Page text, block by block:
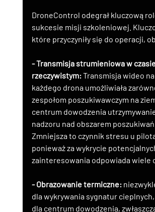
DroneControl odegrał kluczową
sukcesie misji szkoleniowej.
które przyczyniły się do operacji,
- Transmisja strumieniowa w
rzeczywistym: Transmisja wideo na
każdego drona umożliwiała
zespołom poszukiwawczym na
centrum dowodzenia
nadzoru nad obszarem poszukiwań.
Zmniejsza to czynnik stresu u
ponieważ za wykrycie
zainteresowania odpowiada wiele
- Obrazowanie termiczne:
dla wykrywania sygnatur
dla centrum dowodzenia,